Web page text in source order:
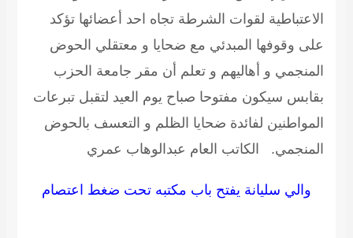
الاعتباطية لقوات الشرطة تجاه احد أعضائها تؤكد
على وقوفها المبدئي مع ضحايا و معتقلي الحوض
المنجمي و أهاليهم و تعلم أن مقر جامعة الحزب
بقابس سيكون مفتوحا صباح يوم العيد لتقبل تبرعات
المواطنين لفائدة ضحايا الظلم و التعسف بالحوض
المنجمي.
الكاتب العام عبدالوهاب عمري
والي سليانة يفتح باب مكتبه تحت ضغط اعتصام